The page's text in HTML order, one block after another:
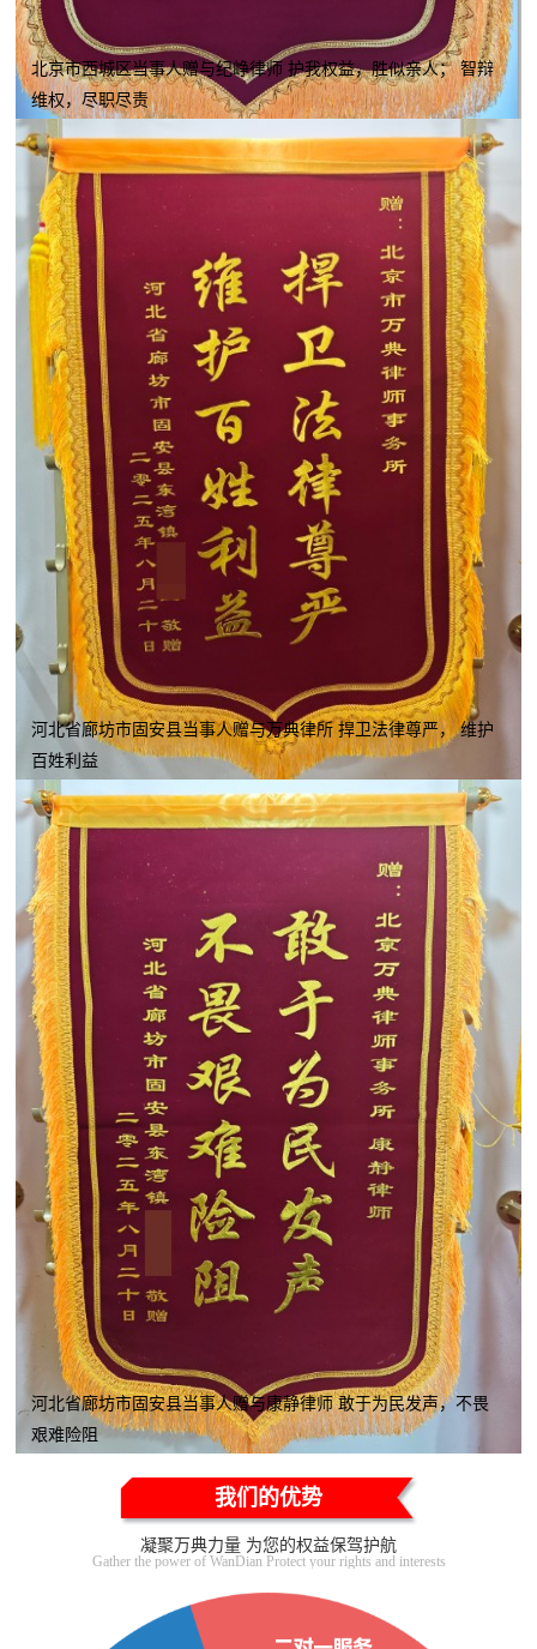
北京市西城区当事人赠与纪峥律师 护我权益，胜似亲人； 智辩
维权，尽职尽责
河北省廊坊市固安县当事人赠与万典律所 捍卫法律尊严， 维护
百姓利益
河北省廊坊市固安县当事人赠与康静律师 敢于为民发声，不畏
艰难险阻
我们的优势
凝聚万典力量 为您的权益保驾护航
Gather the power of WanDian Protect your rights and interests